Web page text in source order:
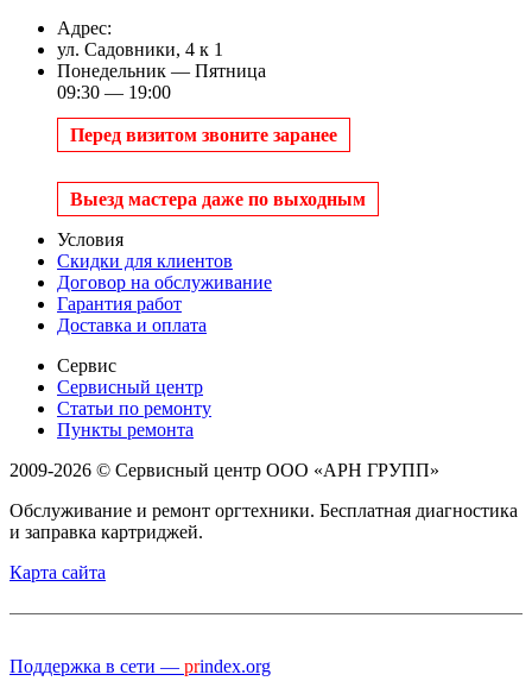
Адрес:
ул. Садовники, 4 к 1
Понедельник — Пятница
09:30 — 19:00
Перед визитом звоните заранее
Выезд мастера даже по выходным
Условия
Скидки для клиентов
Договор на обслуживание
Гарантия работ
Доставка и оплата
Сервис
Сервисный центр
Статьи по ремонту
Пункты ремонта
2009-2026 © Сервисный центр ООО «АРН ГРУПП»
Обслуживание и ремонт оргтехники. Бесплатная диагностика
и заправка картриджей.
Карта сайта
Поддержка в сети — prindex.org